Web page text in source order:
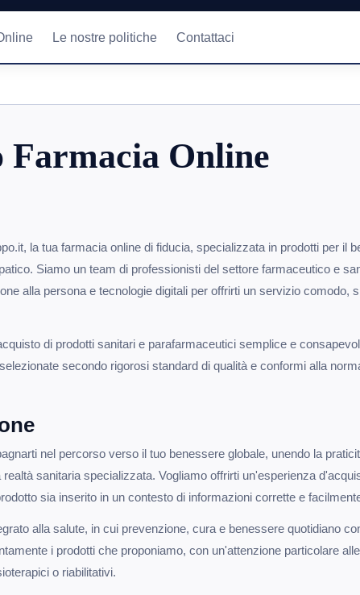
Le nostre politiche Contattaci
Farmacia Online
la tua farmacia online di fiducia, specializzata in prodotti per il
Siamo un team di professionisti del settore farmaceutico e
alla persona e tecnologie digitali per offrirti un servizio comodo,
di prodotti sanitari e parafarmaceutici semplice e
secondo rigorosi standard di qualità e conformi alla
nel percorso verso il tuo benessere globale, unendo la
sanitaria specializzata. Vogliamo offrirti un'esperienza
sia inserito in un contesto di informazioni corrette e
alla salute, in cui prevenzione, cura e benessere quotidiano
i prodotti che proponiamo, con un'attenzione particolare
o riabilitativi.